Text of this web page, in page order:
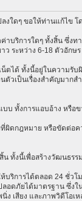
ใดๆ ขอให้ท่านแก้ไข
บริการใดๆ ทั้งสิ้น ซึ่
ระหว่าง 6-18 ตัวอักษ
ตได้ ทั้งนี้อยู่ในความ
เป็นเรื่องสำคัญมาก
บ ทั้งการแอบอ้าง ห
ดกฎหมาย หรือขัดต่
ทั้งนี้เพื่อสร้างวัฒนธรร
การได้ตลอด 24 ชั่ว
ดภัยได้มาตรฐาน ซึ่
เสียง และภาพวิดีโ